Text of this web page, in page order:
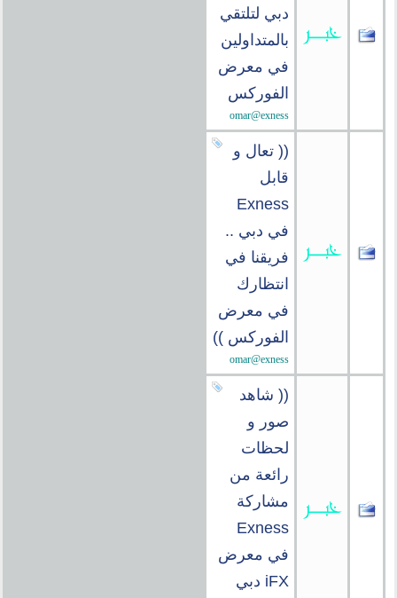
دبي لتلتقي
بالمتداولين
في معرض
الفوركس
omar@exness
(( تعال و
قابل
Exness
في دبي ..
فريقنا في
انتظارك
في معرض
الفوركس ))
omar@exness
(( شاهد
صور و
لحظات
رائعة من
مشاركة
Exness
في معرض
iFX دبي